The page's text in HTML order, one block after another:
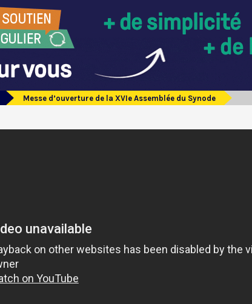
Messe d’ouverture de la XVIe Assemblée du Synode